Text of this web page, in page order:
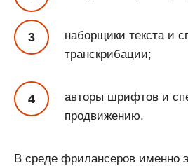
наборщики текста и
транскрибации;
авторы шрифтов и
продвижению.
В среде фрилансеров именно